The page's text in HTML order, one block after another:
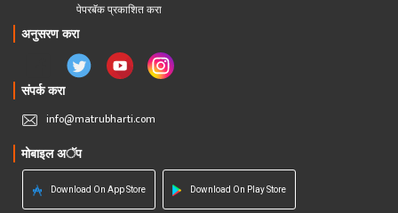
पेपरबॅक प्रकाशित करा
अनुसरण करा
संपर्क करा
info@matrubharti.com
मोबाइल अॅप
Download On App Store Download On Play Store